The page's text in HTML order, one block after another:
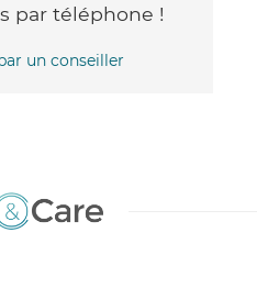
par téléphone !
un conseiller